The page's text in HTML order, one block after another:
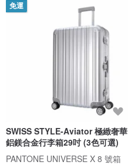
免運
SWISS STYLE-Aviator 極緻奢華
鋁鎂合金行李箱29吋 (3色可選)
PANTONE UNIVERSE X 8 號箱